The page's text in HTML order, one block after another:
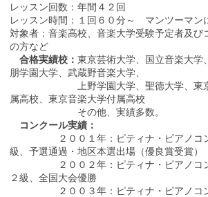
レッスン回数：年間４２回
レッスン時間：１回６０分～ マンツーマン
対象者：音楽高校、音楽大学受験予定者及び
の方など
合格実績校：東京芸術大学、国立音楽大学
朋学園大学、武蔵野音楽大学、
上野学園大学、聖徳大学、東京芸
属高校、東京音楽大学付属高校
その他、実績多数。
コンクール実績：
２００１年：ピティナ・ピアノコン
級、予選通過・地区本選出場（優良賞受賞）
２００２年：ピティナ・ピアノコン
２級、全国大会優勝
２００３年：ピティナ・ピアノコン